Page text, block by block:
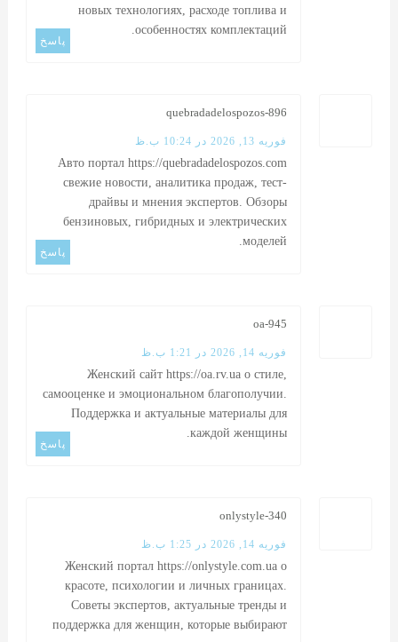
новых технологиях, расходе топлива и
особенностях комплектаций.
پاسخ
quebradadelospozos-896
فوریه 13, 2026 در 10:24 ب.ظ
Авто порталhttps://quebradadelospozos.com
свежие новости, аналитика продаж, тест-
драйвы и мнения экспертов. Обзоры
бензиновых, гибридных и электрических
моделей.
پاسخ
oa-945
فوریه 14, 2026 در 1:21 ب.ظ
Женский сайтhttps://oa.rv.ua о стиле,
самооценке и эмоциональном благополучии.
Поддержка и актуальные материалы для
каждой женщины.
پاسخ
onlystyle-340
فوریه 14, 2026 در 1:25 ب.ظ
Женский порталhttps://onlystyle.com.ua о
красоте, психологии и личных границах.
Советы экспертов, актуальные тренды и
поддержка для женщин, которые выбирают